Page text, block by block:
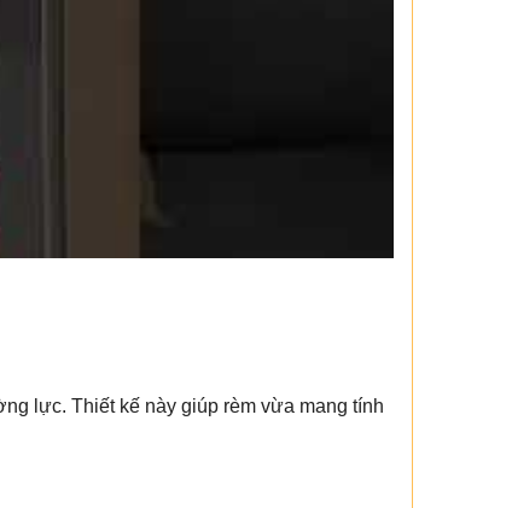
lực. Thiết kế này giúp rèm vừa mang tính